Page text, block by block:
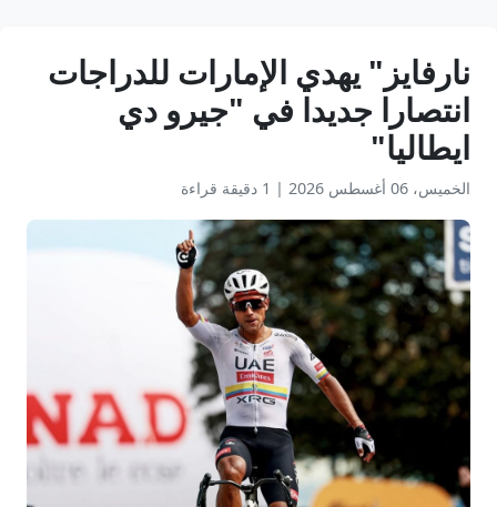
نارفايز" يهدي الإمارات للدراجات
انتصارا جديدا في "جيرو دي
ايطاليا"
الخميس، 06 أغسطس 2026 | 1 دقيقة قراءة